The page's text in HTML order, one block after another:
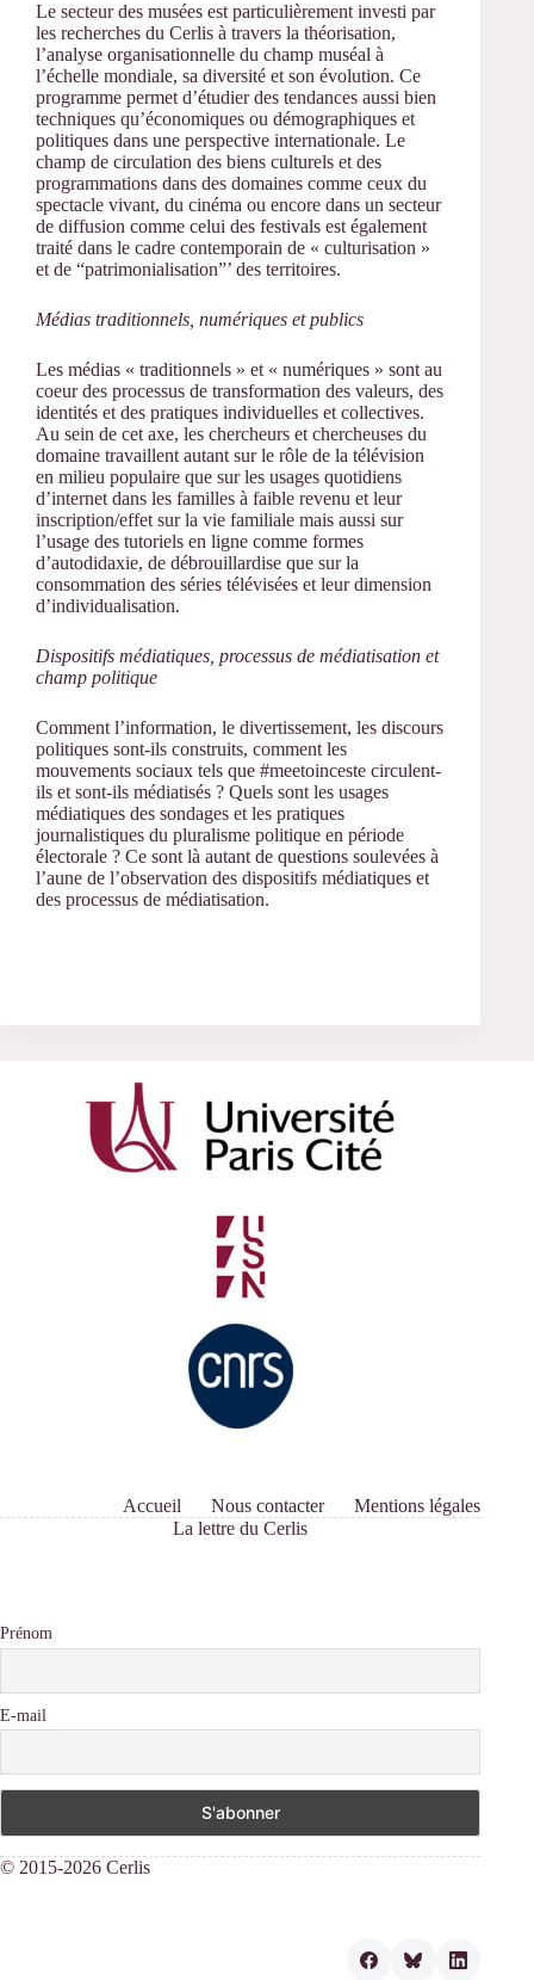
Le secteur des musées est particulièrement investi par
les recherches du Cerlis à travers la théorisation,
l’analyse organisationnelle du champ muséal à
l’échelle mondiale, sa diversité et son évolution. Ce
programme permet d’étudier des tendances aussi bien
techniques qu’économiques ou démographiques et
politiques dans une perspective internationale. Le
champ de circulation des biens culturels et des
programmations dans des domaines comme ceux du
spectacle vivant, du cinéma ou encore dans un secteur
de diffusion comme celui des festivals est également
traité dans le cadre contemporain de « culturisation »
et de “patrimonialisation”’ des territoires.
Médias traditionnels, numériques et publics
Les médias « traditionnels » et « numériques » sont au
coeur des processus de transformation des valeurs, des
identités et des pratiques individuelles et collectives.
Au sein de cet axe, les chercheurs et chercheuses du
domaine travaillent autant sur le rôle de la télévision
en milieu populaire que sur les usages quotidiens
d’internet dans les familles à faible revenu et leur
inscription/effet sur la vie familiale mais aussi sur
l’usage des tutoriels en ligne comme formes
d’autodidaxie, de débrouillardise que sur la
consommation des séries télévisées et leur dimension
d’individualisation.
Dispositifs médiatiques, processus de médiatisation et
champ politique
Comment l’information, le divertissement, les discours
politiques sont-ils construits, comment les
mouvements sociaux tels que #meetoinceste circulent-
ils et sont-ils médiatisés ? Quels sont les usages
médiatiques des sondages et les pratiques
journalistiques du pluralisme politique en période
électorale ? Ce sont là autant de questions soulevées à
l’aune de l’observation des dispositifs médiatiques et
des processus de médiatisation.
Accueil Nous contacter
Mentions légales
La lettre du Cerlis
Prénom
E-mail
© 2015-2026 Cerlis